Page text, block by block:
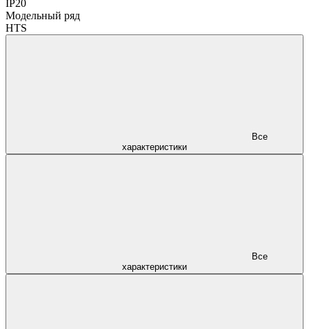
IP20
Модельный ряд
HTS
характеристики
характеристики